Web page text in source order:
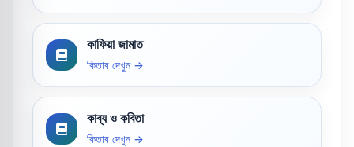
কাফিয়া জামাত
কিতাব দেখুন →
কাব্য ও কবিতা
কিতাব দেখুন →